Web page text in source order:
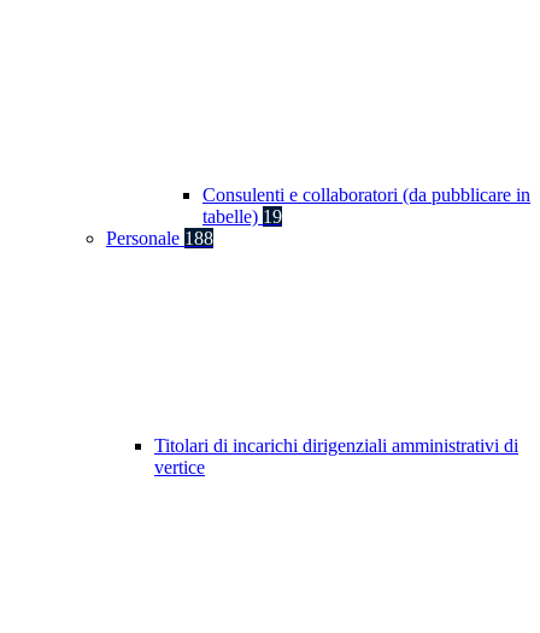
Consulenti e collaboratori (da pubblicare in
tabelle) 19
Personale 188
Titolari di incarichi dirigenziali amministrativi di
vertice